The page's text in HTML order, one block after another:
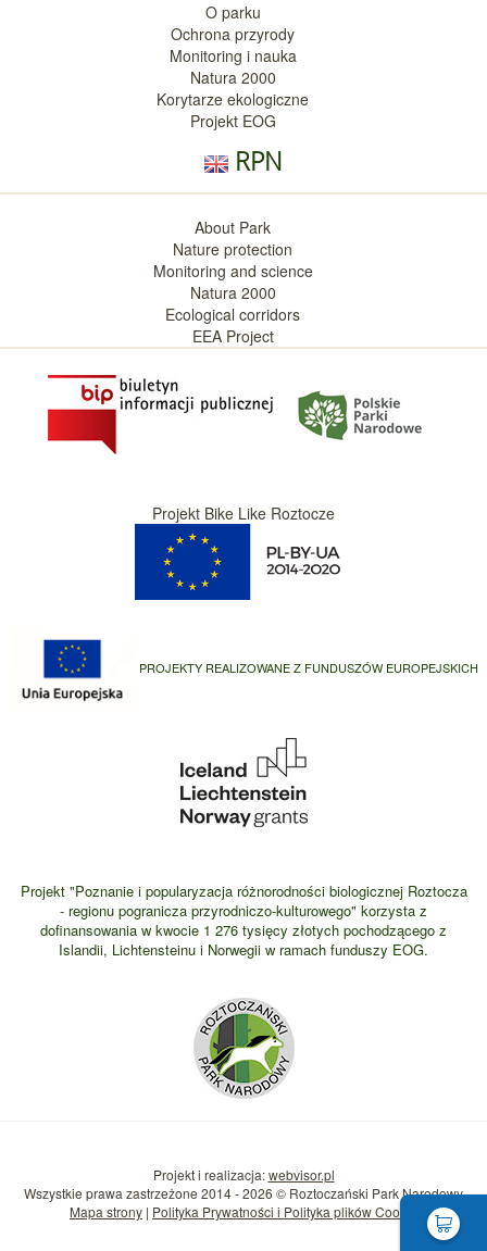
O parku
Ochrona przyrody
Monitoring i nauka
Natura 2000
Korytarze ekologiczne
Projekt EOG
RPN
About Park
Nature protection
Monitoring and science
Natura 2000
Ecological corridors
EEA Project
Projekt Bike Like Roztocze
PROJEKTY REALIZOWANE Z FUNDUSZÓW EUROPEJSKICH
Projekt "Poznanie i popularyzacja różnorodności biologicznej Roztocza
- regionu pogranicza przyrodniczo-kulturowego" korzysta z
dofinansowania w kwocie 1 276 tysięcy złotych pochodzącego z
Islandii, Lichtensteinu i Norwegii w ramach funduszy EOG.
Projekt i realizacja:webvisor.pl
Wszystkie prawa zastrzeżone 2014 - 2026 © Roztoczański Park Narodowy
Mapa strony | Polityka Prywatności i Polityka plików Cookie